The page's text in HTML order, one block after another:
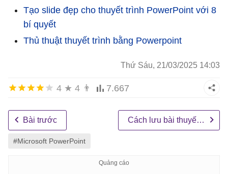
Tạo slide đẹp cho thuyết trình PowerPoint với 8
bí quyết
Thủ thuật thuyết trình bằng Powerpoint
Thứ Sáu, 21/03/2025 14:03
4 ★ 4 👨 7.667
Bài trước Cách lưu bài thuyết trình trong PowerPoint 2016
#Microsoft PowerPoint